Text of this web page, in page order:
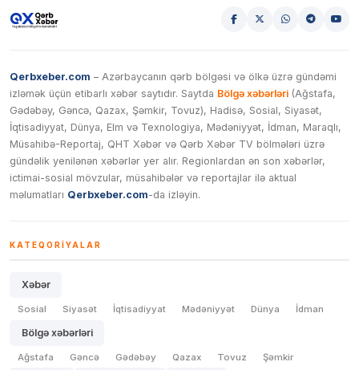
Qerbxeber.com – Azərbaycanın qərb bölgəsi və ölkə üzrə gündəmi
izləmək üçün etibarlı xəbər saytıdır. Saytda Bölgə xəbərləri (Ağstafa,
Gədəbəy, Gəncə, Qazax, Şəmkir, Tovuz), Hadisə, Sosial, Siyasət,
İqtisadiyyat, Dünya, Elm və Texnologiya, Mədəniyyət, İdman, Maraqlı,
Müsahibə-Reportaj, QHT Xəbər və Qərb Xəbər TV bölmələri üzrə
gündəlik yenilənən xəbərlər yer alır. Regionlardan ən son xəbərlər,
ictimai-sosial mövzular, müsahibələr və reportajlar ilə aktual
məlumatları Qerbxeber.com-da izləyin.
KATEQORIYALAR
Xəbər
Sosial Siyasət İqtisadiyyat Mədəniyyət Dünya İdman
Bölgə xəbərləri
Ağstafa Gəncə Gədəbəy Qazax Tovuz Şəmkir